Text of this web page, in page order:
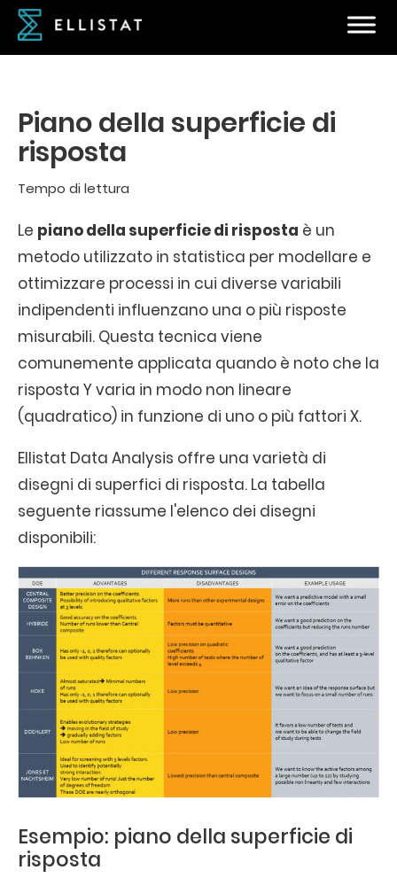
Piano della superficie di
risposta
Tempo di lettura
Le piano della superficie di risposta è un
metodo utilizzato in statistica per modellare e
ottimizzare processi in cui diverse variabili
indipendenti influenzano una o più risposte
misurabili. Questa tecnica viene
comunemente applicata quando è noto che la
risposta Y varia in modo non lineare
(quadratico) in funzione di uno o più fattori X.
Ellistat Data Analysis offre una varietà di
disegni di superfici di risposta. La tabella
seguente riassume l'elenco dei disegni
disponibili:
Esempio: piano della superficie di
risposta